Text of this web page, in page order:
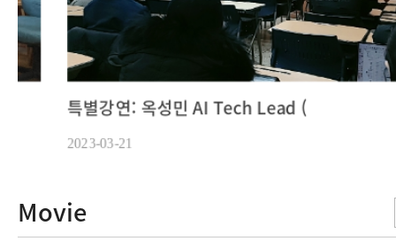
특별강연: 옥성민 AI Tech Lead (
2023-03-21
Movie